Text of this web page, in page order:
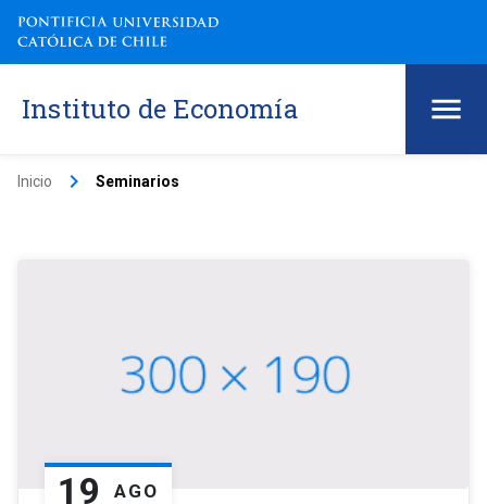
Instituto de Economía
Inicio keyboard_arrow_right Seminarios
19 AGO